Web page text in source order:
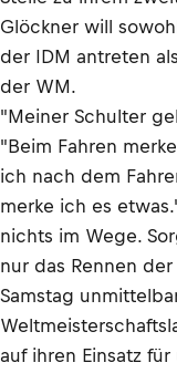
Glöckner will
der IDM antreten
der WM.
"Meiner Schulter
"Beim Fahren
ich nach dem
merke ich es
nichts im Wege.
nur das Rennen
Samstag
auf ihren Einsatz